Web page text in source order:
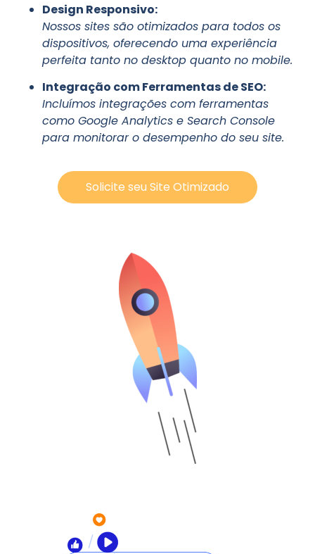
Design Responsivo:
Nossos sites são otimizados para todos os
dispositivos, oferecendo uma experiência
perfeita tanto no desktop quanto no mobile.
Integração com Ferramentas de SEO:
Incluímos integrações com ferramentas
como Google Analytics e Search Console
para monitorar o desempenho do seu site.
Solicite seu Site Otimizado